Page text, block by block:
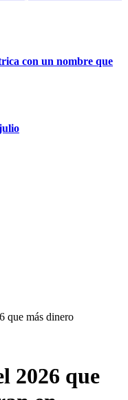
con un nombre que
que más dinero
2026 que